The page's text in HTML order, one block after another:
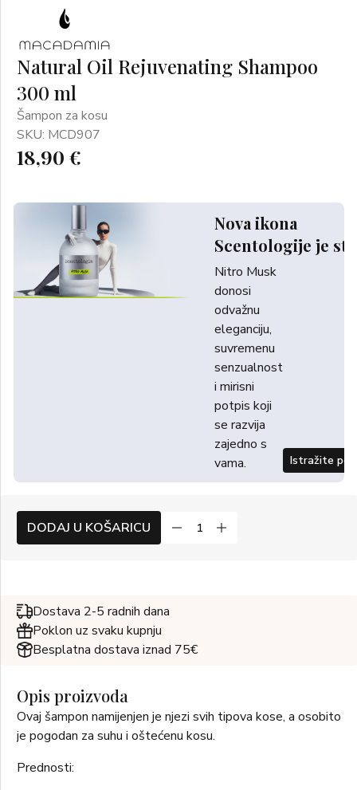
Natural Oil Rejuvenating Shampoo
300 ml
Šampon za kosu
SKU: MCD907
18,90 €
Nova ikona
Scentologije je
Nitro Musk
donosi
odvažnu
eleganciju,
suvremenu
senzualnost
i mirisni
potpis koji
se razvija
zajedno s
vama.
Istražite
DODAJ U KOŠARICU
Dostava 2-5 radnih dana
Poklon uz svaku kupnju
Besplatna dostava iznad 75€
Opis proizvoda
Ovaj šampon namijenjen je njezi svih tipova kose, a osobito
je pogodan za suhu i oštećenu kosu.
Prednosti: